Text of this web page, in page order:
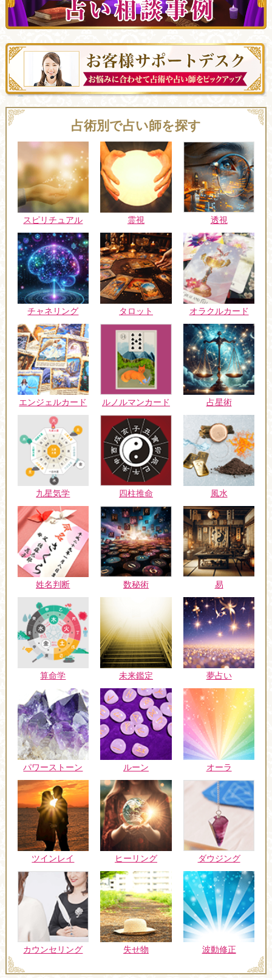
占術別で占い師を探す
スピリチュアル 霊視 透視
チャネリング タロット オラクルカード
エンジェルカード ルノルマンカード 占星術
九星気学 四柱推命 風水
姓名判断 数秘術 易
算命学 未来鑑定 夢占い
パワーストーン ルーン オーラ
ツインレイ ヒーリング ダウジング
カウンセリング 失せ物 波動修正